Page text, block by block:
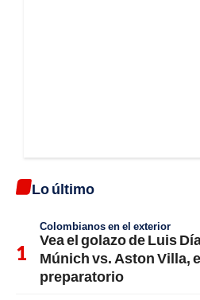
Lo último
Colombianos en el exterior
Vea el golazo de Luis
Múnich vs. Aston Villa,
preparatorio